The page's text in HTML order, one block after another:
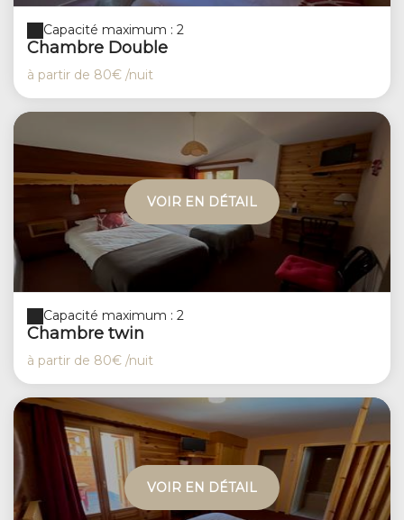
Capacité maximum : 2
Chambre Double
à partir de 80€ /nuit
VOIR EN DÉTAIL
Capacité maximum : 2
Chambre twin
à partir de 80€ /nuit
VOIR EN DÉTAIL